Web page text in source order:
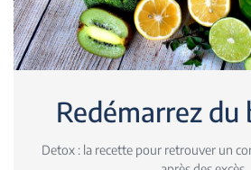
Redémarrez du
Detox : la recette pour retrouver un